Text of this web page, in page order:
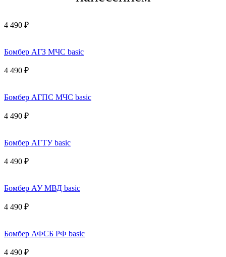
4 490 ₽
Бомбер АГЗ МЧС basic
4 490 ₽
Бомбер АГПС МЧС basic
4 490 ₽
Бомбер АГТУ basic
4 490 ₽
Бомбер АУ МВД basic
4 490 ₽
Бомбер АФСБ РФ basic
4 490 ₽